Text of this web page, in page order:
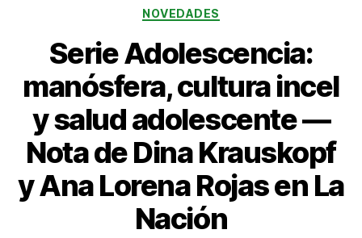
Categorías
NOVEDADES
Serie Adolescencia:
manósfera, cultura incel
y salud adolescente —
Nota de Dina Krauskopf
y Ana Lorena Rojas en La
Nación